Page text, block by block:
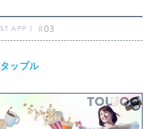
#03
タップル